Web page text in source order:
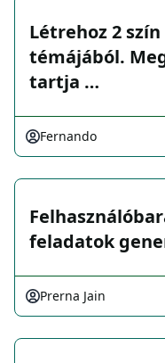
Létrehoz 2
témájából.
tartja …
Fernando
feladatok
Prerna Jain